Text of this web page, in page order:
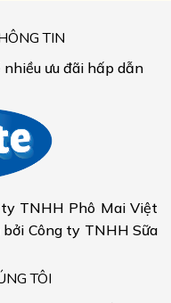
TIN
ưu đãi hấp dẫn
TNHH Phô Mai Việt
Công ty TNHH Sữa
TÔI